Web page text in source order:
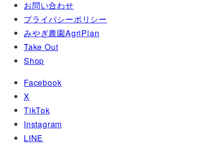
お問い合わせ
プライバシーポリシー
みやぎ農園AgriPlan
Take Out
Shop
Facebook
X
TikTok
Instagram
LINE